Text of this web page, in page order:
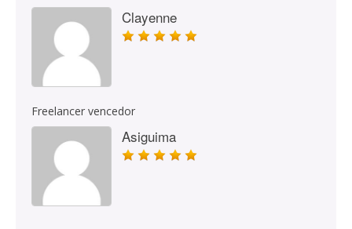
Clayenne
Freelancer vencedor
Asiguima